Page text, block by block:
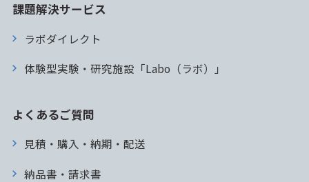
課題解決サービス
ラボダイレクト
体験型実験・研究施設「Labo（ラボ）」
よくあるご質問
見積・購入・納期・配送
納品書・請求書